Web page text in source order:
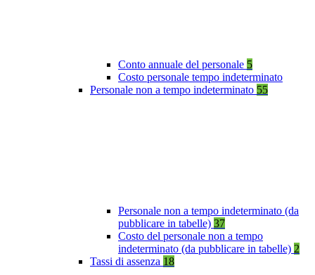
Conto annuale del personale 5
Costo personale tempo indeterminato
Personale non a tempo indeterminato 55
Personale non a tempo indeterminato (da
pubblicare in tabelle) 37
Costo del personale non a tempo
indeterminato (da pubblicare in tabelle) 2
Tassi di assenza 18